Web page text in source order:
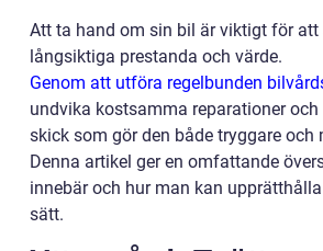
Att ta hand om sin bil är viktigt för att
långsiktiga prestanda och värde.
Genom att utföra regelbunden
undvika kostsamma reparationer
skick som gör den både tryggare och
Denna artikel ger en omfattande
innebär och hur man kan
sätt.